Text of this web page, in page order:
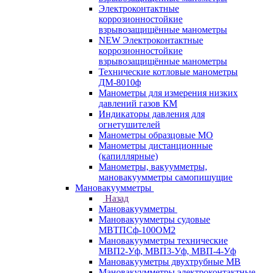
Электроконтактные
коррозионностойкие
взрывозащищённые манометры
NEW Электроконтактные
коррозионностойкие
взрывозащищённые манометры
Технические котловые манометры
ДМ-8010ф
Манометры для измерения низких
давлений газов КМ
Индикаторы давления для
огнетушителей
Манометры образцовые МО
Манометры дистанционные
(капиллярные)
Манометры, вакуумметры,
мановакуумметры самопишущие
Мановакуумметры
Назад
Мановакуумметры
Мановакуумметры судовые
МВТПСф-100ОМ2
Мановакуумметры технические
МВП2-Уф, МВП3-Уф, МВП-4-Уф
Мановакууметры двухтрубные МВ